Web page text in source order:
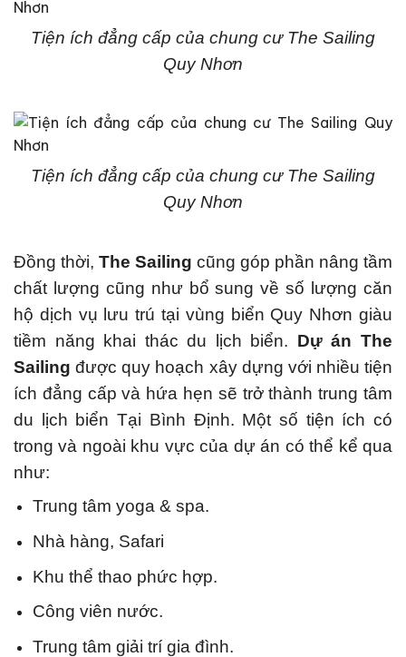
Tiện ích đẳng cấp của chung cư The Sailing
Quy Nhơn
Tiện ích đẳng cấp của chung cư The Sailing
Quy Nhơn
Đồng thời, The Sailing cũng góp phần nâng tầm
chất lượng cũng như bổ sung về số lượng căn
hộ dịch vụ lưu trú tại vùng biển Quy Nhơn giàu
tiềm năng khai thác du lịch biển. Dự án The
Sailing được quy hoạch xây dựng với nhiều tiện
ích đẳng cấp và hứa hẹn sẽ trở thành trung tâm
du lịch biển Tại Bình Định. Một số tiện ích có
trong và ngoài khu vực của dự án có thể kể qua
như:
Trung tâm yoga & spa.
Nhà hàng, Safari
Khu thể thao phức hợp.
Công viên nước.
Trung tâm giải trí gia đình.